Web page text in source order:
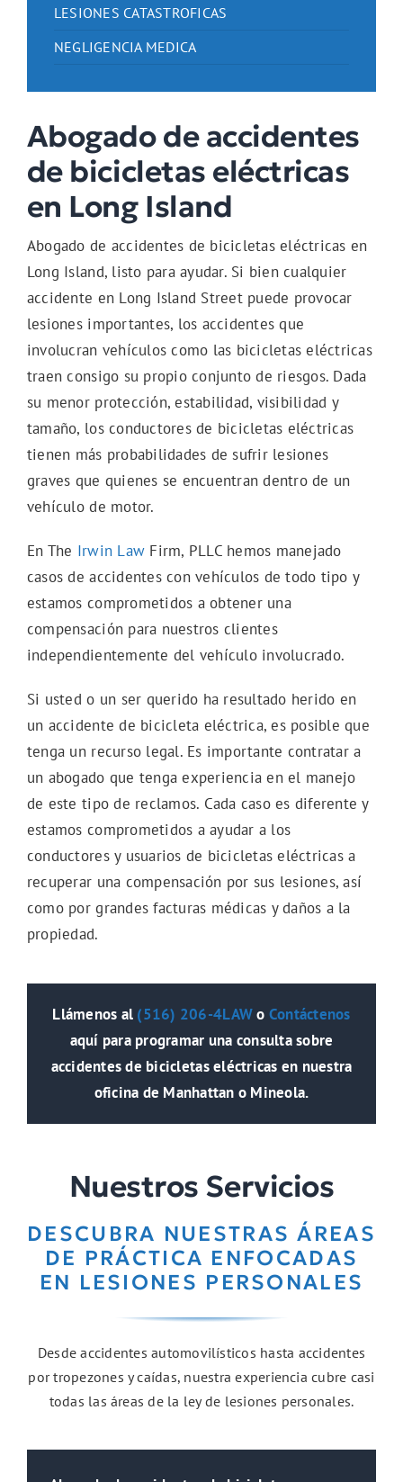
LESIONES CATASTROFICAS
NEGLIGENCIA MEDICA
Abogado de accidentes
de bicicletas eléctricas
en Long Island
Abogado de accidentes de bicicletas eléctricas en
Long Island, listo para ayudar. Si bien cualquier
accidente en Long Island Street puede provocar
lesiones importantes, los accidentes que
involucran vehículos como las bicicletas eléctricas
traen consigo su propio conjunto de riesgos. Dada
su menor protección, estabilidad, visibilidad y
tamaño, los conductores de bicicletas eléctricas
tienen más probabilidades de sufrir lesiones
graves que quienes se encuentran dentro de un
vehículo de motor.
En The Irwin Law Firm, PLLC hemos manejado
casos de accidentes con vehículos de todo tipo y
estamos comprometidos a obtener una
compensación para nuestros clientes
independientemente del vehículo involucrado.
Si usted o un ser querido ha resultado herido en
un accidente de bicicleta eléctrica, es posible que
tenga un recurso legal. Es importante contratar a
un abogado que tenga experiencia en el manejo
de este tipo de reclamos. Cada caso es diferente y
estamos comprometidos a ayudar a los
conductores y usuarios de bicicletas eléctricas a
recuperar una compensación por sus lesiones, así
como por grandes facturas médicas y daños a la
propiedad.
Llámenos al (516) 206-4LAWo Contáctenos
aquí para programar una consulta sobre
accidentes de bicicletas eléctricas en nuestra
oficina de Manhattan o Mineola.
Nuestros Servicios
DESCUBRA NUESTRAS ÁREAS
DE PRÁCTICA ENFOCADAS
EN LESIONES PERSONALES
Desde accidentes automovilísticos hasta accidentes
por tropezones y caídas, nuestra experiencia cubre casi
todas las áreas de la ley de lesiones personales.